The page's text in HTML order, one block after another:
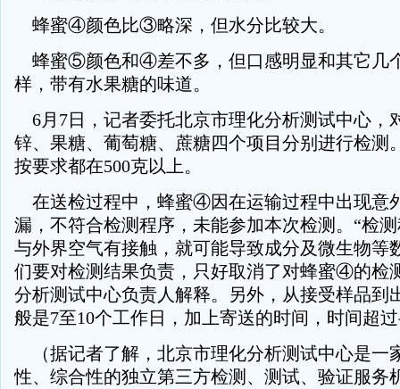
蜂蜜④颜色比③略深，但水分比较大。
蜂蜜⑤颜色和④差不多，但口感明显和其它几
样，带有水果糖的味道。
6月7日，记者委托北京市理化分析测试中心，
锌、果糖、葡萄糖、蔗糖四个项目分别进行检测
按要求都在500克以上。
在送检过程中，蜂蜜④因在运输过程中出现意
漏，不符合检测程序，未能参加本次检测。“检
与外界空气有接触，就可能导致成分及微生物等
们要对检测结果负责，只好取消了对蜂蜜④的检
分析测试中心负责人解释。另外，从接受样品到
般是7至10个工作日，加上寄送的时间，时间超
（据记者了解，北京市理化分析测试中心是一
性、综合性的独立第三方检测、测试、验证服务